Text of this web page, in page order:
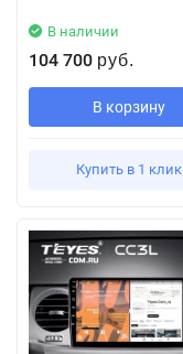
В наличии
104 700 руб.
В корзину
Купить в 1 клик